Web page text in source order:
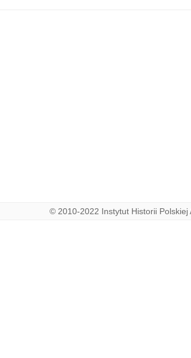
© 2010-2022 Instytut Historii Polskiej